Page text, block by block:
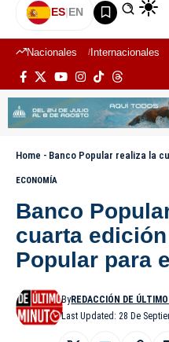
ES|EN
Nacionales Internacionales
Home - Banco Popular realiza la cuarta
ECONOMÍA
Banco
cuarta
Popular para
Last Updated: 28 De
ByREDACCIÓN DE